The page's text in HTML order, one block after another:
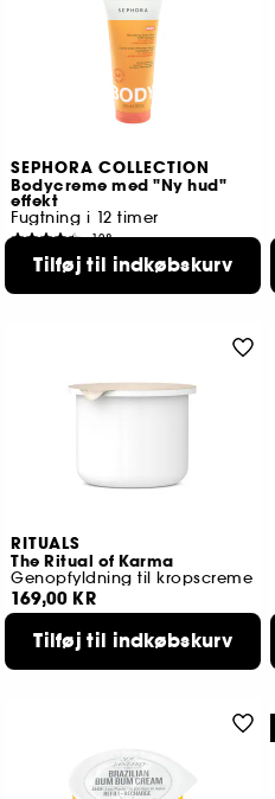
SEPHORA COLLECTION
Bodycreme med "Ny hud"
effekt
Fugtning i 12 timer
128
109,00 KR
Tilføj til indkøbskurv
RITUALS
The Ritual of Karma
Genopfyldning til kropscreme
169,00 KR
Tilføj til indkøbskurv